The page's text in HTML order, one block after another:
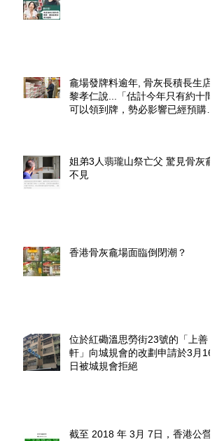
龕場發牌料逾年, 骨灰長積長生店.
黎孝仁說...「估計今年只有約十間
可以領到牌，勢必影響已經預購了
姐弟3人翡瓏山祭亡父 驚見骨灰龕
不見
香港骨灰龕場面臨倒閉潮？
位於紅磡溫思勞街23號的「上善
軒」向城規會的改劃申請於3月16
日被城規會拒絕
截至 2018 年 3月 7日，香港公營